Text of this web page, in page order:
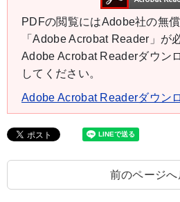
PDFの閲覧にはAdobe社の無
「Adobe Acrobat Reader」が
Adobe Acrobat Readerダウン
してください。
Adobe Acrobat Readerダウン
前のページへ